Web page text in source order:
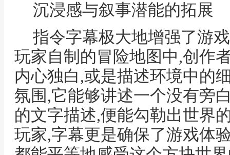
沉浸感与叙事潜能的拓展
指令字幕极大地增强了游
玩家自制的冒险地图中,创作
内心独白,或是描述环境中的
氛围,它能够讲述一个没有旁
的文字描述,便能勾勒出世界
玩家,字幕更是确保了游戏体